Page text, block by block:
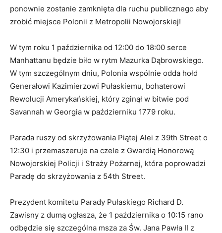
ponownie zostanie zamknięta dla ruchu publicznego aby
zrobić miejsce Polonii z Metropolii Nowojorskiej!
W tym roku 1 października od 12:00 do 18:00 serce
Manhattanu będzie biło w rytm Mazurka Dąbrowskiego.
W tym szczególnym dniu, Polonia wspólnie odda hołd
Generałowi Kazimierzowi Pułaskiemu, bohaterowi
Rewolucji Amerykańskiej, który zginął w bitwie pod
Savannah w Georgia w październiku 1779 roku.
Parada ruszy od skrzyżowania Piątej Alei z 39th Street o
12:30 i przemaszeruje na czele z Gwardią Honorową
Nowojorskiej Policji i Straży Pożarnej, która poprowadzi
Paradę do skrzyżowania z 54th Street.
Prezydent komitetu Parady Pułaskiego Richard D.
Zawisny z dumą ogłasza, że 1 października o 10:15 rano
odbędzie się szczególna msza za Św. Jana Pawła II z